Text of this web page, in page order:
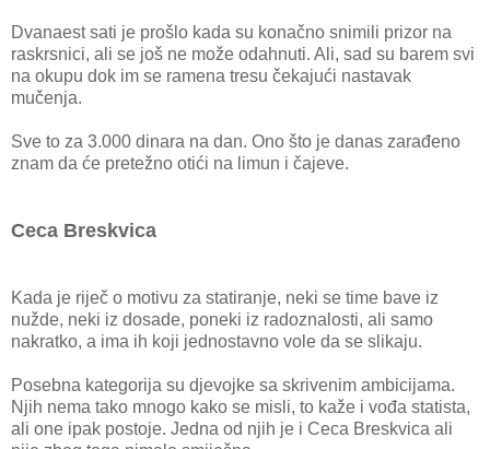
Dvanaest sati je prošlo kada su konačno snimili prizor na
raskrsnici, ali se još ne može odahnuti. Ali, sad su barem svi
na okupu dok im se ramena tresu čekajući nastavak
mučenja.
Sve to za 3.000 dinara na dan. Ono što je danas zarađeno
znam da će pretežno otići na limun i čajeve.
Ceca Breskvica
Kada je riječ o motivu za statiranje, neki se time bave iz
nužde, neki iz dosade, poneki iz radoznalosti, ali samo
nakratko, a ima ih koji jednostavno vole da se slikaju.
Posebna kategorija su djevojke sa skrivenim ambicijama.
Njih nema tako mnogo kako se misli, to kaže i vođa statista,
ali one ipak postoje. Jedna od njih je i Ceca Breskvica ali